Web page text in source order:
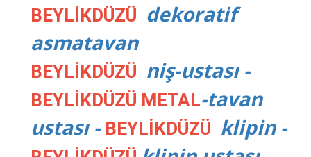
BEYLİKDÜZÜ dekoratif
asmatavan
BEYLİKDÜZÜ niş-ustası -
BEYLİKDÜZÜ METAL-tavan
ustası - BEYLİKDÜZÜ klipin -